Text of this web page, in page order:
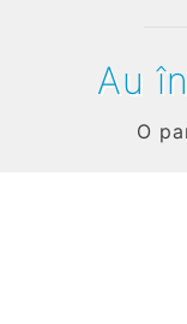
Au
O